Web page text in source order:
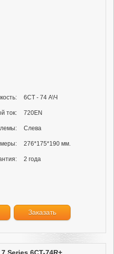
6СТ - 74 А\Ч
ток: 720EN
Слева
276*175*190 мм.
2 года
Заказать